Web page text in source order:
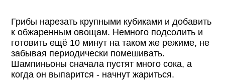
Грибы нарезать крупными кубиками и добавить
к обжаренным овощам. Немного подсолить и
готовить ещё 10 минут на таком же режиме, не
забывая периодически помешивать.
Шампиньоны сначала пустят много сока, а
когда он выпарится - начнут жариться.